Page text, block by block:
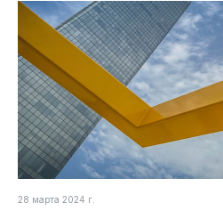
28 марта 2024 г.